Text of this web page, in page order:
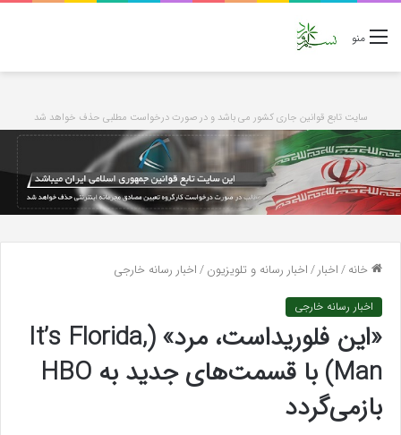
منو
سایت تابع قوانین جاری کشور می باشد و در صورت درخواست مطلبی حذف خواهد شد
خانه/اخبار/اخبار رسانه و تلویزیون/اخبار رسانه خارجی
اخبار رسانه خارجی
«این فلوریداست، مرد» (It’s Florida,
Man) با قسمت‌های جدید به HBO
بازمی‌گردد